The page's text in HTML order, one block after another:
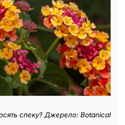
спеку? Джерело: Botanical